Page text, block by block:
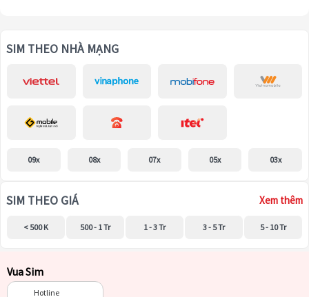
SIM THEO NHÀ MẠNG
09x 08x 07x 05x 03x
SIM THEO GIÁ Xem thêm
< 500 K 500 - 1 Tr 1 - 3 Tr 3 - 5 Tr 5 - 10 Tr
Vua Sim
Hotline